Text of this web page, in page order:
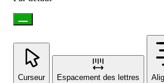
Curseur Espacement des lettres